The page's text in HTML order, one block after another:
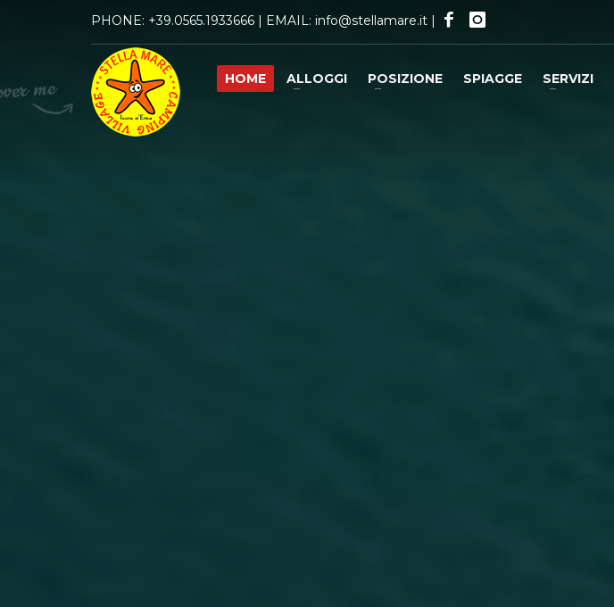
PHONE: +39.0565.1933666 | EMAIL: info@stellamare.it |
HOME ALLOGGI POSIZIONE SPIAGGE SERVIZI